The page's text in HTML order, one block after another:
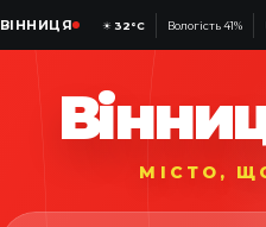
ВІННИЦЯ ☀ 32°C Вологість 41%
МІСТО,